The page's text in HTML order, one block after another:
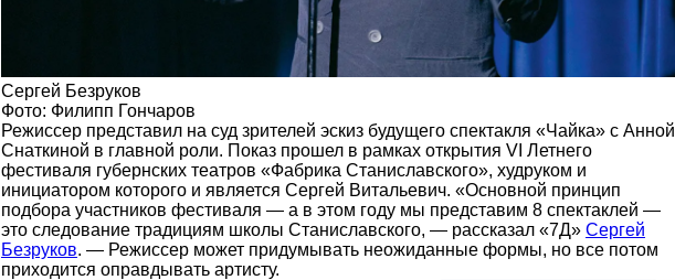
Сергей Безруков
Фото: Филипп Гончаров
Режиссер представил на суд зрителей эскиз будущего спектакля «Чайка» с Анной
Снаткиной в главной роли. Показ прошел в рамках открытия VI Летнего
фестиваля губернских театров «Фабрика Станиславского», худруком и
инициатором которого и является Сергей Витальевич. «Основной принцип
подбора участников фестиваля — а в этом году мы представим 8 спектаклей —
это следование традициям школы Станиславского, — рассказал «7Д» Сергей
Безруков. — Режиссер может придумывать неожиданные формы, но все потом
приходится оправдывать артисту.